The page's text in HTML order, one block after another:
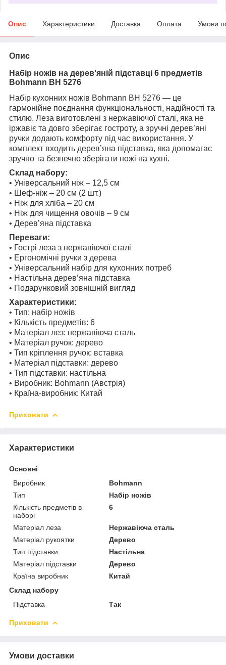
Опис Характеристики Доставка Оплата Умови
Опис
Набір ножів на дерев'яній підставці 6 предметів
Bohmann BH 5276
Набір кухонних ножів Bohmann BH 5276 — це
гармонійне поєднання функціональності, надійності та
стилю. Леза виготовлені з нержавіючої сталі, яка не
іржавіє та довго зберігає гостроту, а зручні дерев’яні
ручки додають комфорту під час використання. У
комплект входить дерев’яна підставка, яка допомагає
зручно та безпечно зберігати ножі на кухні.
Склад набору:
• Універсальний ніж – 12,5 см
• Шеф-ніж – 20 см (2 шт.)
• Ніж для хліба – 20 см
• Ніж для чищення овочів – 9 см
• Дерев’яна підставка
Переваги:
• Гострі леза з нержавіючої сталі
• Ергономічні ручки з дерева
• Універсальний набір для кухонних потреб
• Настільна дерев’яна підставка
• Подарунковий зовнішній вигляд
Характеристики:
• Тип: набір ножів
• Кількість предметів: 6
• Матеріал лез: нержавіюча сталь
• Матеріал ручок: дерево
• Тип кріплення ручок: вставка
• Матеріал підставки: дерево
• Тип підставки: настільна
• Виробник: Bohmann (Австрія)
• Країна-виробник: Китай
Приховати
Характеристики
Основні
Виробник
Bohmann
Тип
Набір ножів
Кількість предметів в
наборі
6
Матеріал леза
Нержавіюча сталь
Матеріал рукоятки
Дерево
Тип підставки
Настільна
Матеріал підставки
Дерево
Країна виробник
Китай
Склад набору
Підставка
Так
Приховати
Умови доставки